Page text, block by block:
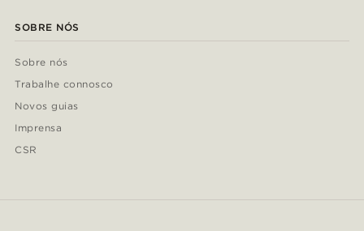
SOBRE NÓS
Sobre nós
Trabalhe connosco
Novos guias
Imprensa
CSR